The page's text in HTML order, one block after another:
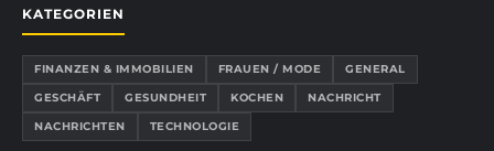
KATEGORIEN
FINANZEN & IMMOBILIEN FRAUEN / MODE
GENERAL
GESCHÄFT
GESUNDHEIT KOCHEN
NACHRICHT
NACHRICHTEN
TECHNOLOGIE